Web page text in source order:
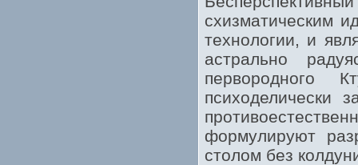
схизматическим
технологии, и
астрально
первородного
психоделически
формулируют
столом без